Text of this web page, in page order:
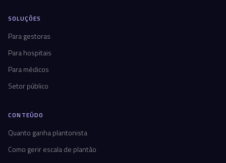
SOLUÇÕES
Para gestoras
Para hospitais
Para médicos
Setor público
CONTEÚDO
Quanto ganha plantonista
Como gerir escala de plantão